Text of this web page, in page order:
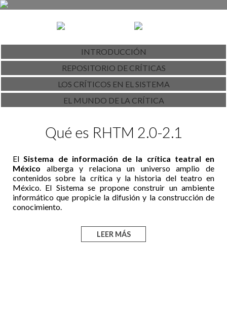
INTRODUCCIÓN
REPOSITORIO DE CRÍTICAS
LOS CRÍTICOS EN EL SISTEMA
EL MUNDO DE LA CRÍTICA
Qué es RHTM 2.0-2.1
ElSistema de información de la crítica teatral en
México alberga y relaciona un universo amplio de
contenidos sobre la crítica y la historia del teatro en
México. El Sistema se propone construir un ambiente
informático que propicie la difusión y la construcción de
conocimiento.
LEER MÁS